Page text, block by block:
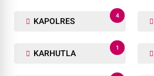
KAPOLRES
4
KARHUTLA
1